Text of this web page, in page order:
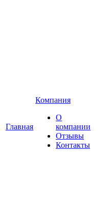
Главная
Компания
О
компании
Отзывы
Контакты